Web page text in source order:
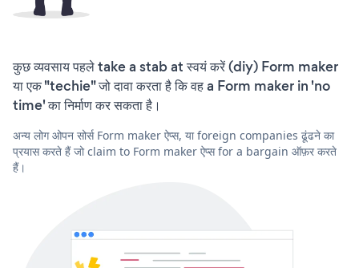
कुछ व्यवसाय पहले take a stab at स्वयं करें (diy) Form maker
या एक "techie" जो दावा करता है कि वह a Form maker in 'no
time' का निर्माण कर सकता है।
अन्य लोग ओपन सोर्स Form maker ऐप्स, या foreign companies ढूंढने का
प्रयास करते हैं जो claim to Form maker ऐप्स for a bargain ऑफ़र करते
हैं।